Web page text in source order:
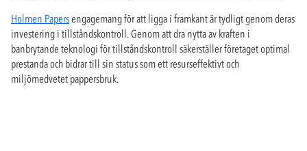
Holmen Papersengagemang för att ligga i framkant är tydligt genom deras
investering i tillståndskontroll. Genom att dra nytta av kraften i
banbrytande teknologi för tillståndskontroll säkerställer företaget optimal
prestanda och bidrar till sin status som ett resurseffektivt och
miljömedvetet pappersbruk.